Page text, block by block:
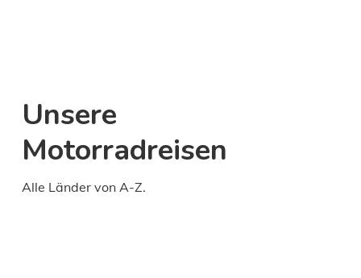
Unsere
Motorradreisen
Alle Länder von A-Z.